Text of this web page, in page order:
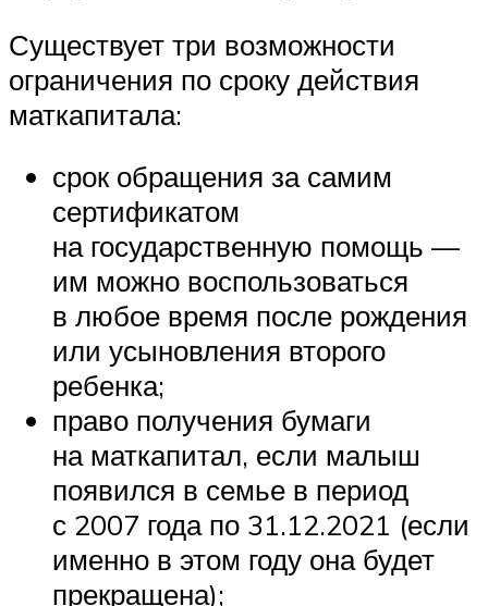
Существует три возможности
ограничения по сроку действия
маткапитала:
срок обращения за самим
сертификатом
на государственную помощь —
им можно воспользоваться
в любое время после рождения
или усыновления второго
ребенка;
право получения бумаги
на маткапитал, если малыш
появился в семье в период
с 2007 года по 31.12.2021 (если
именно в этом году она будет
прекращена);